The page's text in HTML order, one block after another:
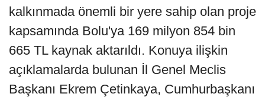
kalkınmada önemli bir yere sahip olan proje
kapsamında Bolu'ya 169 milyon 854 bin
665 TL kaynak aktarıldı. Konuya ilişkin
açıklamalarda bulunan İl Genel Meclis
Başkanı Ekrem Çetinkaya, Cumhurbaşkanı